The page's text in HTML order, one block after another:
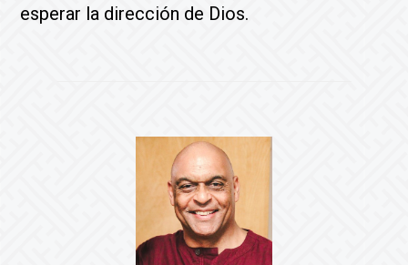
esperar la dirección de Dios.